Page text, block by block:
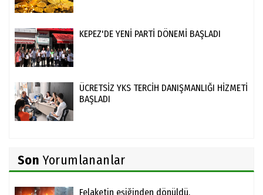
KEPEZ'DE YENİ PARTİ DÖNEMİ BAŞLADI
ÜCRETSİZ YKS TERCİH DANIŞMANLIĞI HİZMETİ
BAŞLADI
Son Yorumlananlar
Felaketin eşiğinden dönüldü.